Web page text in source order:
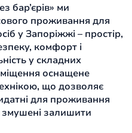
бар’єрів» ми
проживання для
у Запоріжжі – простір,
комфорт і
у складних
оснащене
що дозволяє
для проживання
залишити